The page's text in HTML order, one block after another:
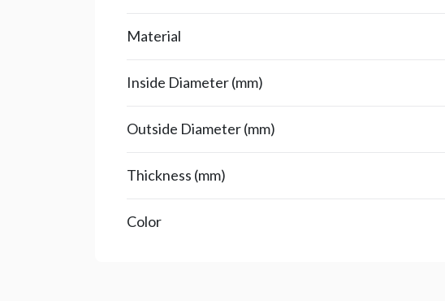
Material
Inside Diameter (mm)
Outside Diameter (mm)
Thickness (mm)
Color